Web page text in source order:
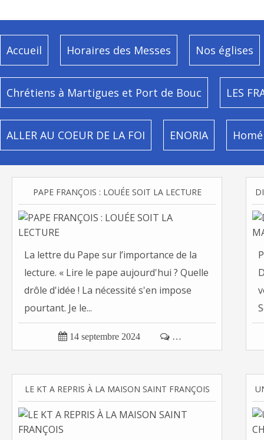
Accueil Horaires des Messes Nos églises
Chrétiens à Martigues et Port de Bouc LES
ALLER AU COEUR DE LA FOI ENORIA
PAPE FRANÇOIS : LOUÉE SOIT LA LECTURE
La lettre du Pape sur l’importance de la
lecture. « Lire le pape aujourd'hui ? Quelle
drôle d'idée ! La nécessité s'en impose
pourtant. Je le...
 14 septembre 2024  …
LE KT A REPRIS À LA MAISON SAINT FRANÇOIS